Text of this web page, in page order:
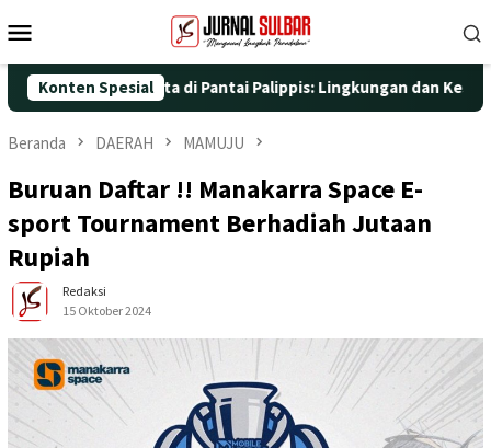
ke
Mobile
Konten Spesial
Nyata di Pantai Palippis: Lingkungan dan Kesehatan Jadi
Beranda DAERAH MAMUJU
Buruan Daftar !! Manakarra Space E-
sport Tournament Berhadiah Jutaan
Rupiah
Redaksi
15 Oktober 2024